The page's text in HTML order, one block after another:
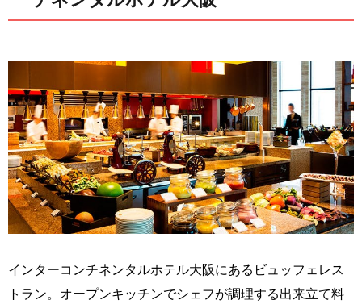
インターコンチネンタルホテル大阪にあるビュッフェレス
トラン。オープンキッチンでシェフが調理する出来立て料